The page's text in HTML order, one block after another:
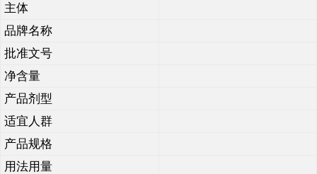
主体
品牌名称
批准文号
净含量
产品剂型
适宜人群
产品规格
用法用量